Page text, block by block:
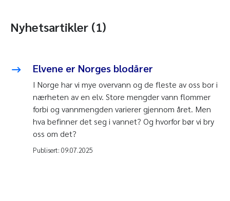
Nyhetsartikler (1)
Elvene er Norges blodårer
I Norge har vi mye overvann og de fleste av oss bor i
nærheten av en elv. Store mengder vann flommer
forbi og vannmengden varierer gjennom året. Men
hva befinner det seg i vannet? Og hvorfor bør vi bry
oss om det?
Publisert: 09.07.2025